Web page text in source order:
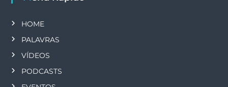
s
HOME
PALAVRAS
VÍDEOS
PODCASTS